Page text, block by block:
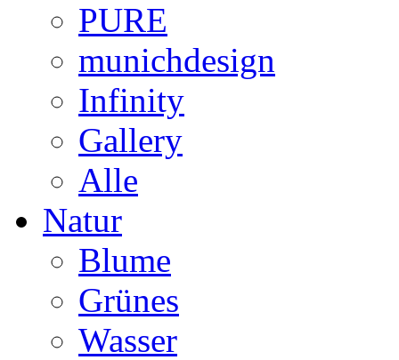
PURE
munichdesign
Infinity
Gallery
Alle
Natur
Blume
Grünes
Wasser